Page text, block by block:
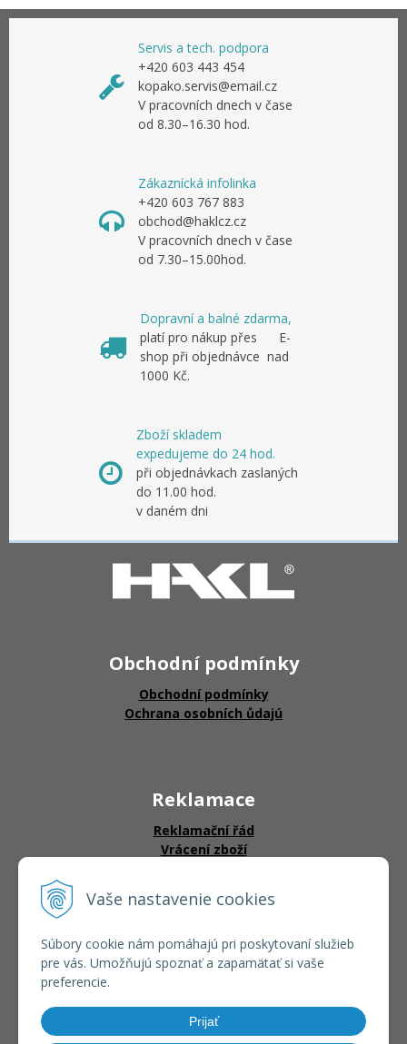
Vaše nastavenie cookies
Súbory cookie nám pomáhajú pri poskytovaní služieb
pre vás. Umožňujú spoznať a zapamätať si vaše
preferencie.
Prijať
Servis a tech. podpora
+420 603 443 454
kopako.servis@email.cz
V pracovních dnech v čase
od 8.30–16.30 hod.
Zákaznícká infolinka
+420 603 767 883
obchod@haklcz.cz
V pracovních dnech v čase
od 7.30–15.00hod.
Dopravní a balné zdarma,
platí pro nákup přes E-
shop při objednávce nad
1000 Kč.
Zboží skladem
expedujeme do 24 hod.
při objednávkach zaslaných
do 11.00 hod.
v daném dni
Obchodní podmínky
Obchodní podmínky
Ochrana osobních ůdajú
Reklamace
Reklamační řád
Vrácení zboží
CERTIFIKÁTY